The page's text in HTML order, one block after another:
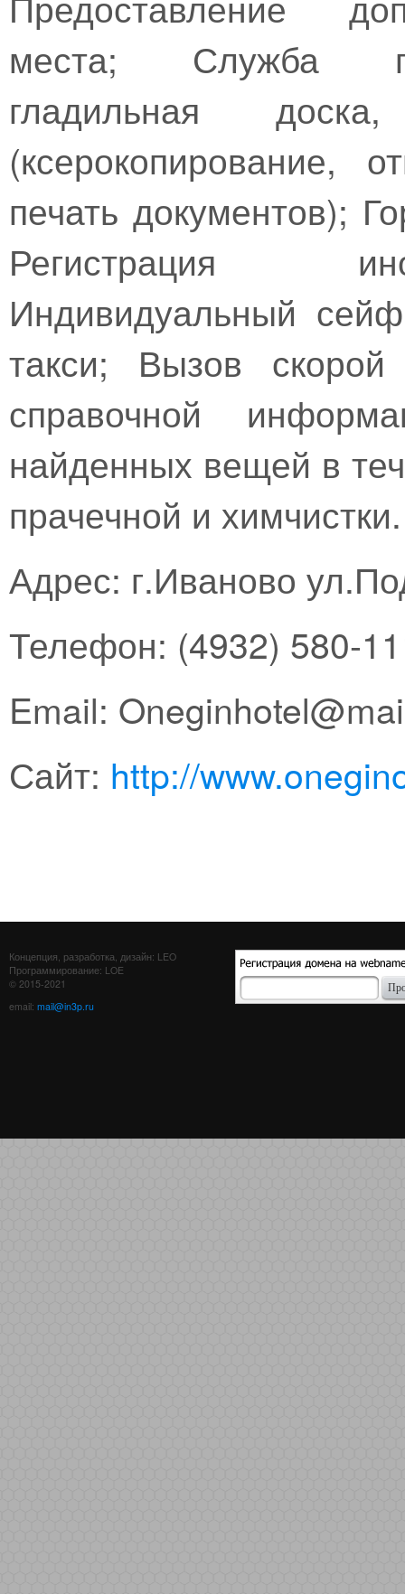
места; Служба
гладильная
(ксерокопирование,
печать документов);
Регистрация
Индивидуальный
такси; Вызов
справочной
найденных вещей в
прачечной и химчистки.
Адрес: г.Иваново
Телефон: (4932) 580-
Email:
Сайт: http://
Концепция, разработка, дизайн: LEO
Программирование: LOE
© 2015-2021
email: mail@in3p.ru